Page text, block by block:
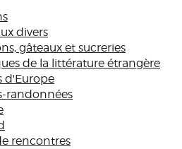
divers
gâteaux et sucreries
de la littérature étrangère
d'Europe
randonnées
rencontres